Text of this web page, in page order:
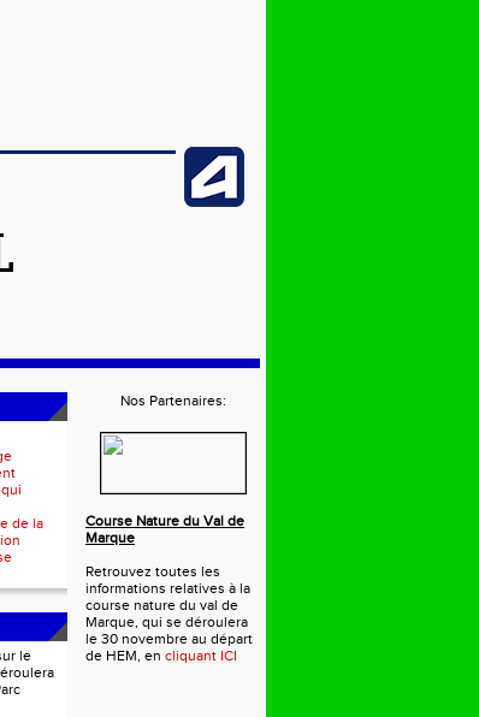
de la
le
Nos Partenaires:
Course Nature du Val de
Marque
Retrouvez toutes les
informations relatives à la
course nature du val de
Marque, qui se déroulera
le 30 novembre au départ
de HEM, en cliquant ICI